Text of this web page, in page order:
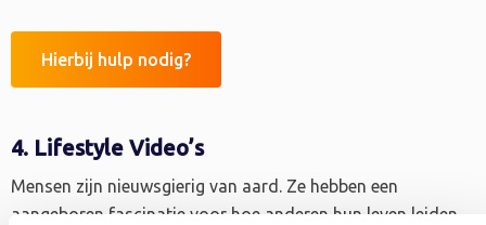
Hierbij hulp nodig?
4. Lifestyle Video’s
Mensen zijn nieuwsgierig van aard. Ze hebben een
aangeboren fascinatie voor hoe anderen hun leven leiden.